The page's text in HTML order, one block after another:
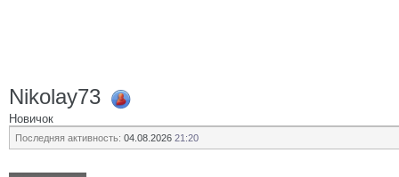
Nikolay73
Новичок
Последняя активность: 04.08.2026 21:20